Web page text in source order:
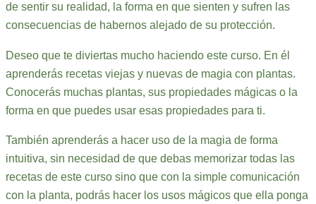
de sentir su realidad, la forma en que sienten y sufren las
consecuencias de habernos alejado de su protección.
Deseo que te diviertas mucho haciendo este curso. En él
aprenderás recetas viejas y nuevas de magia con plantas.
Conocerás muchas plantas, sus propiedades mágicas o la
forma en que puedes usar esas propiedades para ti.
También aprenderás a hacer uso de la magia de forma
intuitiva, sin necesidad de que debas memorizar todas las
recetas de este curso sino que con la simple comunicación
con la planta, podrás hacer los usos mágicos que ella ponga